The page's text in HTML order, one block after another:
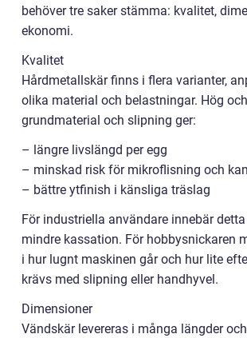
behöver tre saker stämma: kvalitet,
ekonomi.
Kvalitet
Hårdmetallskär finns i flera varianter,
olika material och belastningar. Hög
grundmaterial och slipning ger:
– längre livslängd per egg
– minskad risk för mikroflisning och
– bättre ytfinish i känsliga träslag
För industriella användare innebär
mindre kassation. För hobbysnickaren
i hur lugnt maskinen går och hur lite
krävs med slipning eller handhyvel.
Dimensioner
Vändskär levereras i många längder